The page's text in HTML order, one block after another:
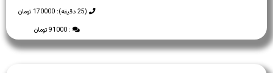
(25 دقیقه): 170000 تومان
: 91000 تومان